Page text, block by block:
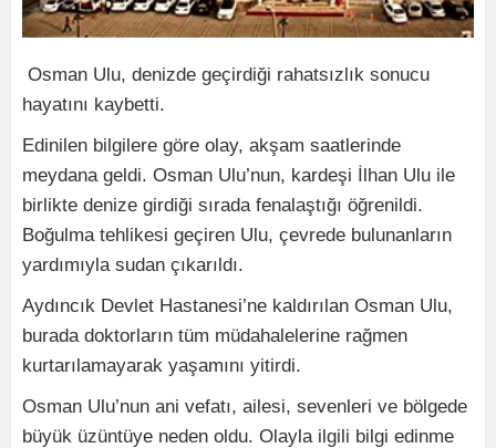
Osman Ulu, denizde geçirdiği rahatsızlık sonucu
hayatını kaybetti.
Edinilen bilgilere göre olay, akşam saatlerinde
meydana geldi. Osman Ulu’nun, kardeşi İlhan Ulu ile
birlikte denize girdiği sırada fenalaştığı öğrenildi.
Boğulma tehlikesi geçiren Ulu, çevrede bulunanların
yardımıyla sudan çıkarıldı.
Aydıncık Devlet Hastanesi’ne kaldırılan Osman Ulu,
burada doktorların tüm müdahalelerine rağmen
kurtarılamayarak yaşamını yitirdi.
Osman Ulu’nun ani vefatı, ailesi, sevenleri ve bölgede
büyük üzüntüye neden oldu. Olayla ilgili bilgi edinme